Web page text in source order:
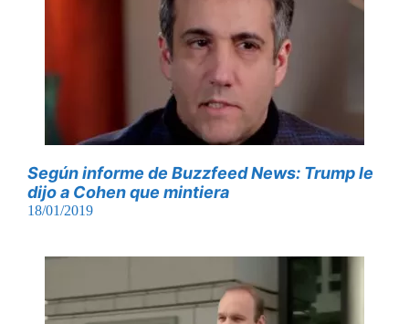
Según informe de Buzzfeed News: Trump le
dijo a Cohen que mintiera
18/01/2019